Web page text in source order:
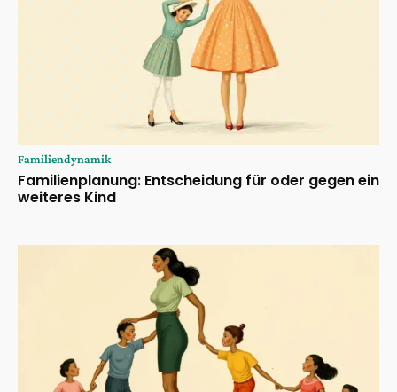
Familiendynamik
Familienplanung: Entscheidung für oder gegen ein
weiteres Kind